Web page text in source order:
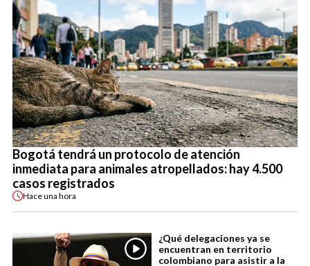
Bogotá tendrá un protocolo de atención
inmediata para animales atropellados: hay 4.500
casos registrados
Haceuna hora
¿Qué delegaciones ya se
encuentran en territorio
colombiano para asistir a la